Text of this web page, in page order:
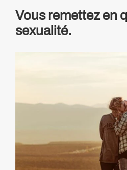
Vous remettez en
sexualité.